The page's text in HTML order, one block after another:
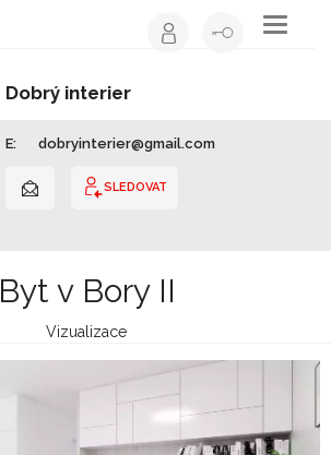
Toggle
Dobrý interier
E: dobryinterier@gmail.com
SLEDOVAT
Byt v Bory II
Vizualizace